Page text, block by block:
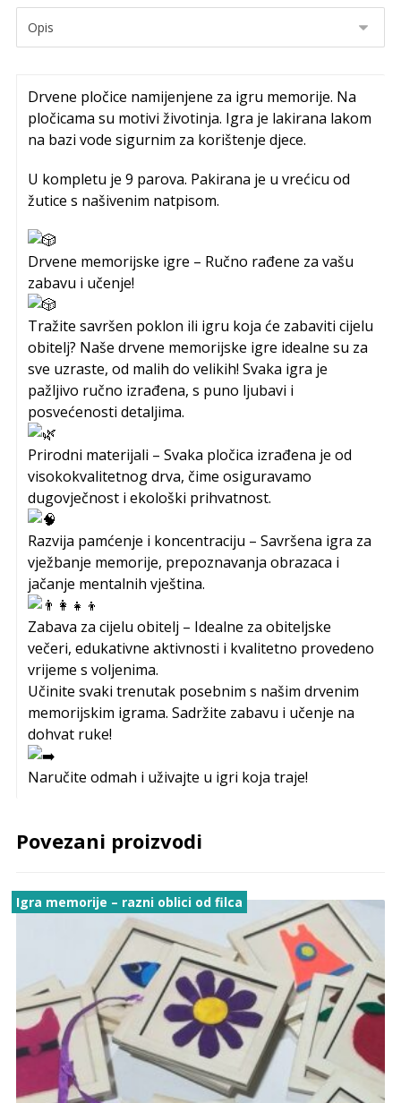
Drvene pločice namijenjene za igru memorije. Na
pločicama su motivi životinja. Igra je lakirana lakom
na bazi vode sigurnim za korištenje djece.
U kompletu je 9 parova. Pakirana je u vrećicu od
žutice s našivenim natpisom.
Drvene memorijske igre – Ručno rađene za vašu
zabavu i učenje!
Tražite savršen poklon ili igru koja će zabaviti cijelu
obitelj? Naše drvene memorijske igre idealne su za
sve uzraste, od malih do velikih! Svaka igra je
pažljivo ručno izrađena, s puno ljubavi i
posvećenosti detaljima.
Prirodni materijali – Svaka pločica izrađena je od
visokokvalitetnog drva, čime osiguravamo
dugovječnost i ekološki prihvatnost.
Razvija pamćenje i koncentraciju – Savršena igra za
vježbanje memorije, prepoznavanja obrazaca i
jačanje mentalnih vještina.
Zabava za cijelu obitelj – Idealne za obiteljske
večeri, edukativne aktivnosti i kvalitetno provedeno
vrijeme s voljenima.
Učinite svaki trenutak posebnim s našim drvenim
memorijskim igrama. Sadržite zabavu i učenje na
dohvat ruke!
Naručite odmah i uživajte u igri koja traje!
Povezani proizvodi
Igra memorije – razni oblici od filca